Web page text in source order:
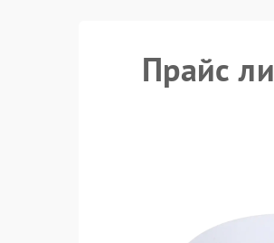
Прайс